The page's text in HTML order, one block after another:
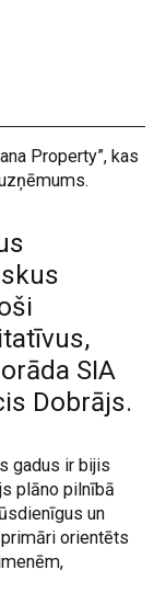
Property”, kas
SIA
Dobrājs.
gadus ir bijis
plāno pilnībā
un
orientēts